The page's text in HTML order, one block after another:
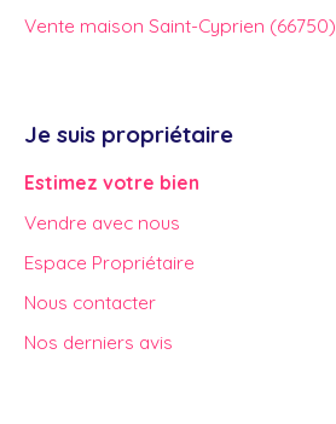
Vente maison Saint-Cyprien (66750)
Je suis propriétaire
Estimez votre bien
Vendre avec nous
Espace Propriétaire
Nous contacter
Nos derniers avis